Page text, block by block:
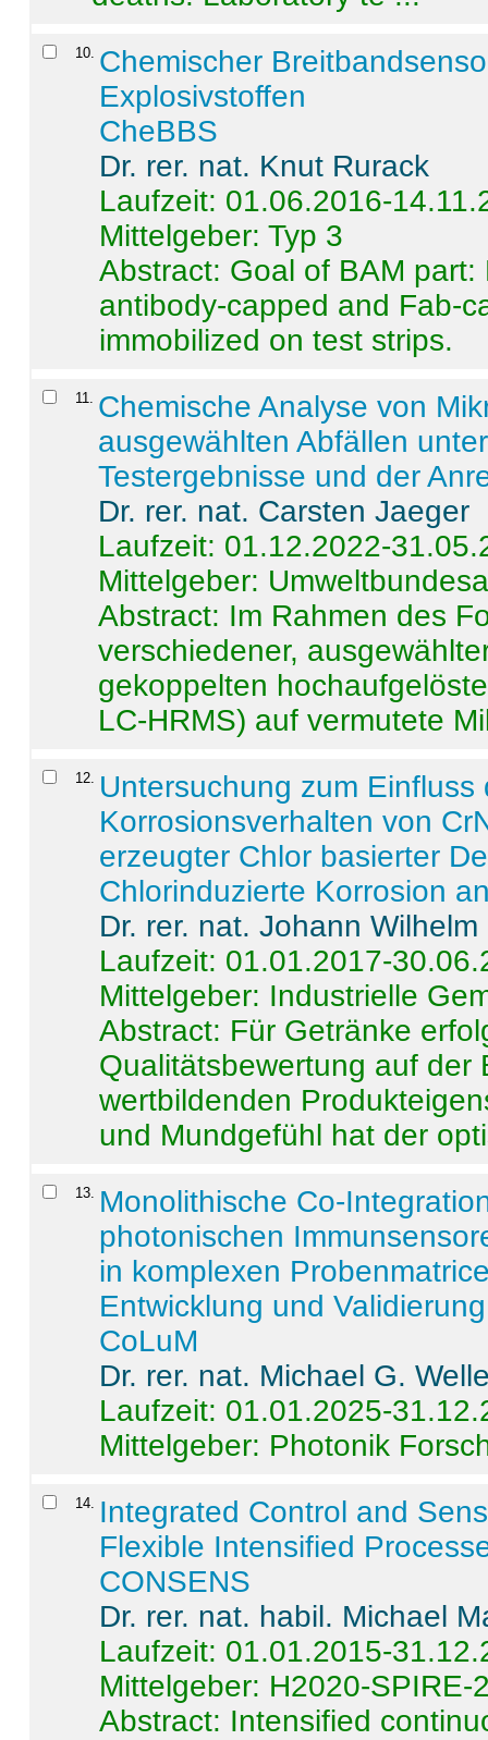
10 Chemischer
Explosivstoffen
CheBBS
Dr. rer. nat. Knut Rurack
Laufzeit: 01.06.2016-
Mittelgeber: Typ 3
Abstract: Goal of BAM
antibody-capped and Fab-
immobilized on test strips.
11
Chemische Analyse von
ausgewählten Abfällen
Testergebnisse und der
Dr. rer. nat. Carsten Jaeger
Laufzeit: 01.12.2022-
Mittelgeber:
Abstract: Im Rahmen des
verschiedener,
gekoppelten
LC-HRMS) auf vermutete
12
Untersuchung zum
Korrosionsverhalten von
erzeugter Chlor basierter
Chlorinduzierte Korrosion
Dr. rer. nat. Johann
Laufzeit: 01.01.2017-
Mittelgeber: Industrielle
Abstract: Für Getränke
Qualitätsbewertung auf der
wertbildenden
und Mundgefühl hat der
13
Monolithische Co-
photonischen
in komplexen
Entwicklung und
CoLuM
Dr. rer. nat. Michael G.
Laufzeit: 01.01.2025-
Mittelgeber: Photonik
14
Integrated Control and
Flexible Intensified
CONSENS
Dr. rer. nat. habil. Michael
Laufzeit: 01.01.2015-
Mittelgeber: H2020-SPIRE-
Abstract: Intensified